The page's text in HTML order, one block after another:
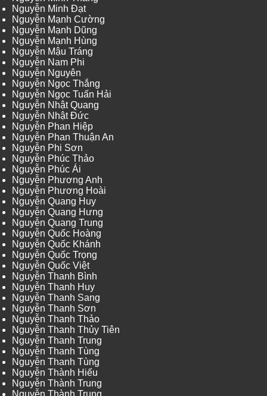
Nguyễn Minh Đạt
Nguyễn Mạnh Cường
Nguyễn Mạnh Dũng
Nguyễn Mạnh Hùng
Nguyễn Mậu Tráng
Nguyễn Nam Phi
Nguyễn Nguyên
Nguyễn Ngọc Thắng
Nguyễn Ngọc Tuấn Hải
Nguyễn Nhật Quang
Nguyễn Nhật Đức
Nguyễn Phan Hiệp
Nguyễn Phan Thuận An
Nguyễn Phi Sơn
Nguyễn Phúc Thảo
Nguyễn Phúc Ái
Nguyễn Phương Anh
Nguyễn Phương Hoài
Nguyễn Quang Huy
Nguyễn Quang Hưng
Nguyễn Quang Trung
Nguyễn Quốc Hoàng
Nguyễn Quốc Khánh
Nguyễn Quốc Trọng
Nguyễn Quốc Việt
Nguyễn Thanh Bình
Nguyễn Thanh Huy
Nguyễn Thanh Sang
Nguyễn Thanh Sơn
Nguyễn Thanh Thảo
Nguyễn Thanh Thủy Tiên
Nguyễn Thanh Trung
Nguyễn Thanh Tùng
Nguyễn Thanh Tùng
Nguyễn Thành Hiếu
Nguyễn Thành Trung
Nguyễn Thành Trung